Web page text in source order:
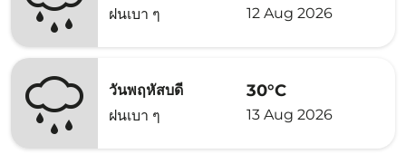
ฝนเบา ๆ
12 Aug 2026
วันพฤหัสบดี
ฝนเบา ๆ
30°C
13 Aug 2026